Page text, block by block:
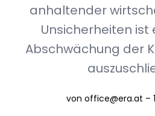
anhaltender
Unsicherheiten ist
Abschwächung der
von office@era.at –